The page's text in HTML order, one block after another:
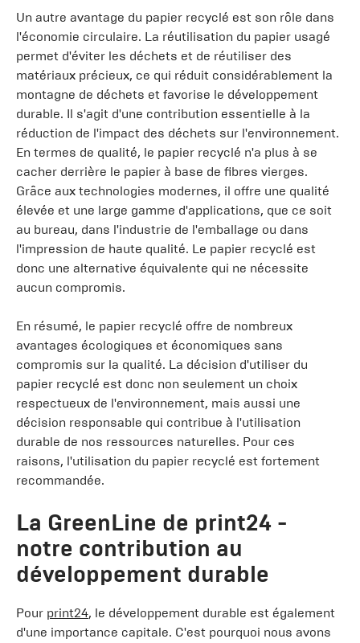
Un autre avantage du papier recyclé est son rôle dans
l'économie circulaire. La réutilisation du papier usagé
permet d'éviter les déchets et de réutiliser des
matériaux précieux, ce qui réduit considérablement la
montagne de déchets et favorise le développement
durable. Il s'agit d'une contribution essentielle à la
réduction de l'impact des déchets sur l'environnement.
En termes de qualité, le papier recyclé n'a plus à se
cacher derrière le papier à base de fibres vierges.
Grâce aux technologies modernes, il offre une qualité
élevée et une large gamme d'applications, que ce soit
au bureau, dans l'industrie de l'emballage ou dans
l'impression de haute qualité. Le papier recyclé est
donc une alternative équivalente qui ne nécessite
aucun compromis.
En résumé, le papier recyclé offre de nombreux
avantages écologiques et économiques sans
compromis sur la qualité. La décision d'utiliser du
papier recyclé est donc non seulement un choix
respectueux de l'environnement, mais aussi une
décision responsable qui contribue à l'utilisation
durable de nos ressources naturelles. Pour ces
raisons, l'utilisation du papier recyclé est fortement
recommandée.
La GreenLine de print24 -
notre contribution au
développement durable
Pour print24, le développement durable est également
d'une importance capitale. C'est pourquoi nous avons